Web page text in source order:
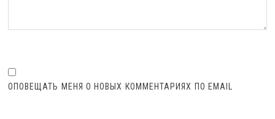
ОПОВЕЩАТЬ МЕНЯ О НОВЫХ КОММЕНТАРИЯХ ПО EMAIL